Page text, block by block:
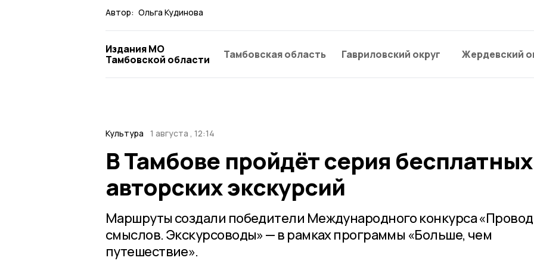
Автор: Ольга Кудинова
Издания МО
Тамбовской области
Тамбовская область Гавриловский округ Жердевский
Культура 1 августа , 12:14
В Тамбове пройдёт серия бесплатных
авторских экскурсий
Маршруты создали победители Международного конкурса
смыслов. Экскурсоводы» — в рамках программы «Больше, чем
путешествие».